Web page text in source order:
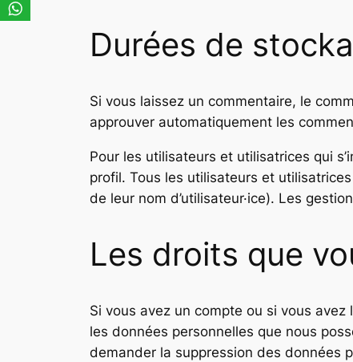
Durées de
Si vous laissez un commentaire, le
approuver automatiquement les
Pour les utilisateurs et utilisatrices qui
profil. Tous les utilisateurs et
de leur nom d’utilisateur·ice). Les
Les droits que
Si vous avez un compte ou si vous
les données personnelles que nous
demander la suppression des données